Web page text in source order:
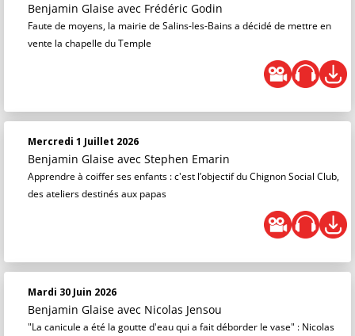
Benjamin Glaise avec Frédéric Godin
Faute de moyens, la mairie de Salins-les-Bains a décidé de mettre en
vente la chapelle du Temple
Mercredi 1 Juillet 2026
Benjamin Glaise avec Stephen Emarin
Apprendre à coiffer ses enfants : c'est l’objectif du Chignon Social Club,
des ateliers destinés aux papas
Mardi 30 Juin 2026
Benjamin Glaise avec Nicolas Jensou
"La canicule a été la goutte d'eau qui a fait déborder le vase" : Nicolas